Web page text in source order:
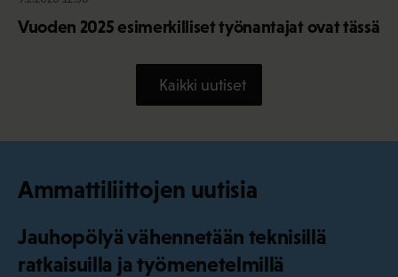
Vuoden 2025 esimerkilliset työnantajat ovat tässä
Kaikki uutiset
Ammattiliittojen uutisia
Jauhopölyä vähennetään teknisillä
ratkaisuilla ja työmenetelmillä